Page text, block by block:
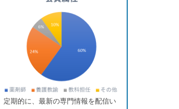
定期的に、最新の専門情報を配信い